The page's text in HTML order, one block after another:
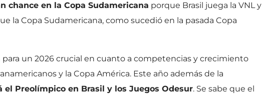
chance en la Copa Sudamericana porque Brasil juega la VNL y
la Copa Sudamericana, como sucedió en la pasada Copa
para un 2026 crucial en cuanto a competencias y crecimiento
y la Copa América. Este año además de la
el Preolímpico en Brasil y los Juegos Odesur. Se sabe que el